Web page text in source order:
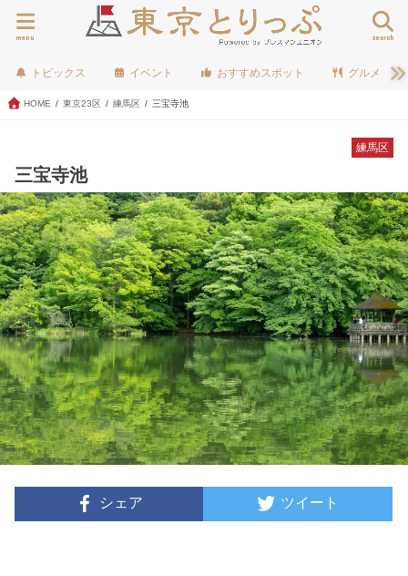
search
menu
トピックス イベント おすすめスポット グルメ
HOME 東京23区 練馬区 三宝寺池
練馬区
三宝寺池
シェア ツイート